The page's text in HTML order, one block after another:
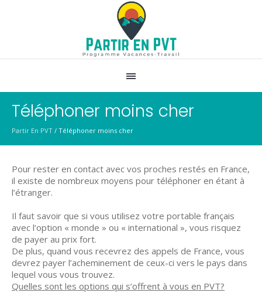
Téléphoner moins cher
Partir En PVT / Téléphoner moins cher
Pour rester en contact avec vos proches restés en France,
il existe de nombreux moyens pour téléphoner en étant à
l’étranger.
Il faut savoir que si vous utilisez votre portable français
avec l’option « monde » ou « international », vous risquez
de payer au prix fort.
De plus, quand vous recevrez des appels de France, vous
devrez payer l’acheminement de ceux-ci vers le pays dans
lequel vous vous trouvez.
Quelles sont les options qui s’offrent à vous en PVT?